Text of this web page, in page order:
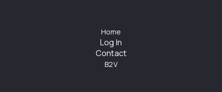
Home
Log In
Contact
B2V